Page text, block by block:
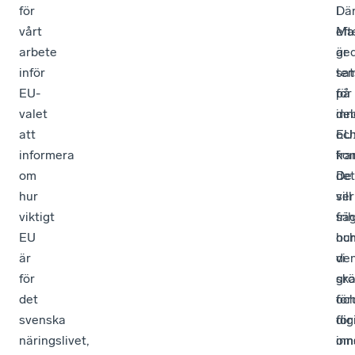
för
vårt
arbete
inför
EU-
valet
att
informera
om
hur
viktigt
EU
är
för
det
svenska
näringslivet,
på
De
ser
I
är
för
det
vill
hur
vi
för